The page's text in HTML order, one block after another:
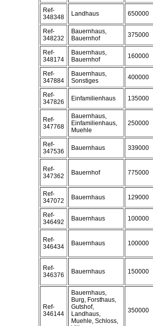
Ref-
348348
Landhaus 650000
Ref-
348232
Bauernhaus,
Bauernhof
375000
Ref-
348174
Bauernhaus,
Bauernhof
160000
Ref-
347884
Bauernhaus,
Sonstiges
400000
Ref-
347826
Einfamilienhaus 135000
Ref-
347768
Bauernhaus,
Einfamilienhaus,
Muehle
250000
Ref-
347536
Bauernhaus 339000
Ref-
347362
Bauernhof 775000
Ref-
347072
Bauernhaus 129000
Ref-
346492
Bauernhaus 100000
Ref-
346434
Bauernhaus 100000
Ref-
346376
Bauernhaus 150000
Ref-
346144
Bauernhaus,
Burg, Forsthaus,
Gutshof,
Landhaus,
Muehle, Schloss,
350000